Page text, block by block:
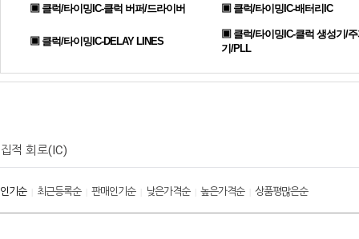
▣ 클럭/타이밍IC-클럭 버퍼/드라이버 ▣ 클럭/타이밍IC-배터리IC
▣ 클럭/타이밍IC-DELAY LINES
▣ 클럭/타이밍IC-클럭 생성기/
기/PLL
집적 회로(IC)
인기순| 최근등록순| 판매인기순| 낮은가격순| 높은가격순| 상품평많은순